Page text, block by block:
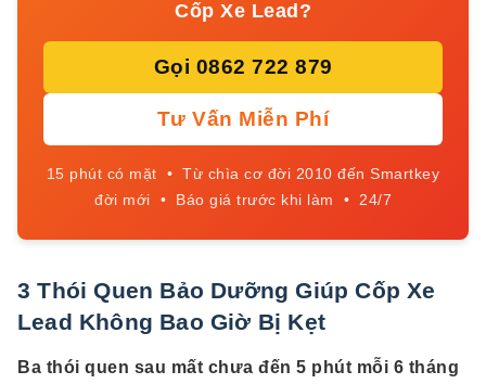
Cốp Xe Lead?
Gọi 0862 722 879
Tư Vấn Miễn Phí
15 phút có mặt • Từ chìa cơ đời 2010 đến Smartkey
đời mới • Báo giá trước khi làm • 24/7
3 Thói Quen Bảo Dưỡng Giúp Cốp Xe
Lead Không Bao Giờ Bị Kẹt
Ba thói quen sau mất chưa đến 5 phút mỗi 6 tháng